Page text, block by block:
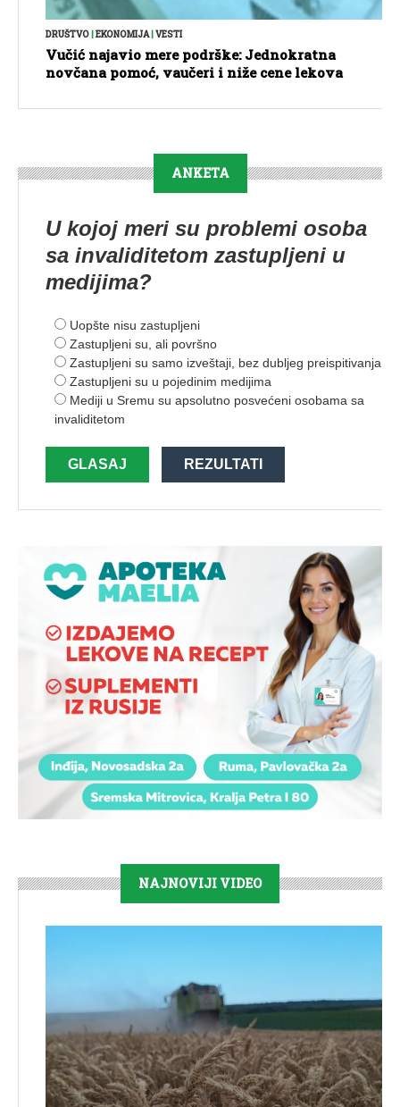
DRUŠTVO|EKONOMIJA|VESTI
Vučić najavio mere podrške: Jednokratna
novčana pomoć, vaučeri i niže cene lekova
ANKETA
U kojoj meri su problemi osoba
sa invaliditetom zastupljeni u
medijima?
Uopšte nisu zastupljeni
Zastupljeni su, ali površno
Zastupljeni su samo izveštaji, bez dubljeg preispitivanja
Zastupljeni su u pojedinim medijima
Mediji u Sremu su apsolutno posvećeni osobama sa
invaliditetom
GLASAJ REZULTATI
NAJNOVIJI VIDEO